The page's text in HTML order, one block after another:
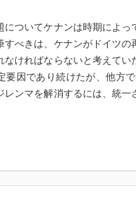
についてケナンは時期によ
すべきは、ケナンがドイツ
なければならないと考えて
要因であり続けたが、他方
レンマを解消するには、統
となったが、当時としては
ついては、地政学的見地か